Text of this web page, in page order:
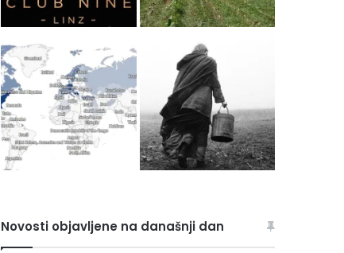
Novosti objavljene na današnji dan